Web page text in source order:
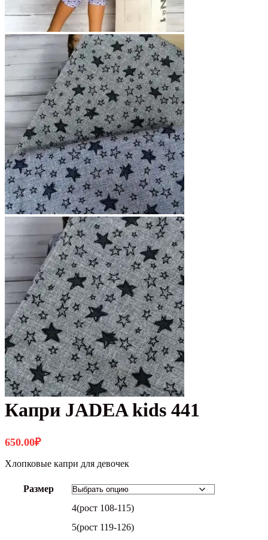
Капри JADEA kids 441
650.00₽
Хлопковые капри для девочек
Размер
4(рост 108-115)
5(рост 119-126)